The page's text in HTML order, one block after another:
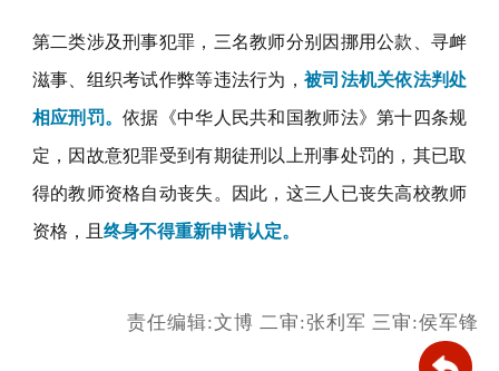
第二类涉及刑事犯罪， 三名教师分别因挪用公款、寻衅
滋事、组织考试作弊等违法行为，被司法机关依法判处
相应刑罚。依据《中华人民共和国教师法》第十四条规
定，因故意犯罪受到有期徒刑以上刑事处罚的，其已取
得的教师资格自动丧失。因此，这三人已丧失高校教师
资格， 且终身不得重新申请认定。
责任编辑:文博 二审:张利军 三审:侯军锋